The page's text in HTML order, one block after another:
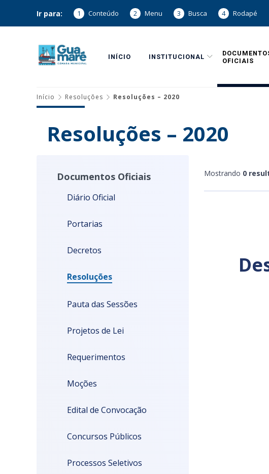
Ir para: 1 Conteúdo 2 Menu 3 Busca 4 Rodapé
INÍCIO INSTITUCIONAL
OFICIAIS
Início Resoluções Resoluções – 2020
Resoluções – 2020
Documentos Oficiais
Diário Oficial
Portarias
Decretos
Resoluções
Pauta das Sessões
Projetos de Lei
Requerimentos
Moções
Edital de Convocação
Concursos Públicos
Processos Seletivos
Mostrando 0